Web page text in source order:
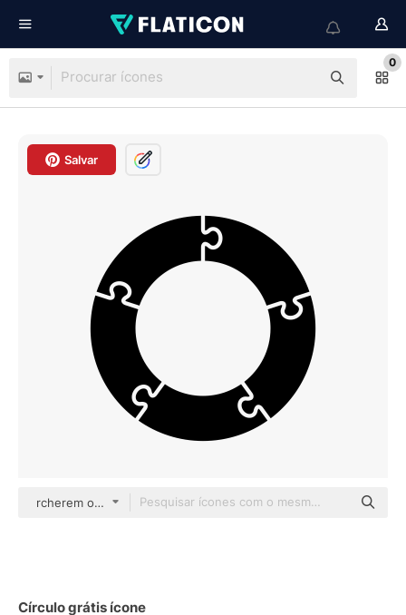
0
Salvar
rcherem outline
Círculo grátis ícone